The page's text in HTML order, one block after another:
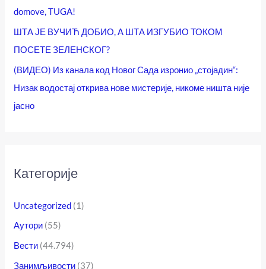
domove, TUGA!
ШТА ЈЕ ВУЧИЋ ДОБИО, А ШТА ИЗГУБИО ТОКОМ
ПОСЕТЕ ЗЕЛЕНСКОГ?
(ВИДЕО) Из канала код Новог Сада изронио „стојадин“:
Низак водостај открива нове мистерије, никоме ништа није
јасно
Категорије
Uncategorized (1)
Аутори (55)
Вести (44.794)
Занимљивости (37)